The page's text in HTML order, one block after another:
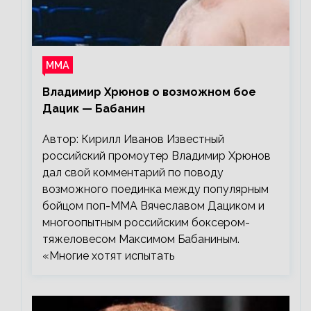
ММА
Владимир Хрюнов о возможном бое
Дацик — Бабанин
Автор: Кирилл Иванов Известный
российский промоутер Владимир Хрюнов
дал свой комментарий по поводу
возможного поединка между популярным
бойцом поп-ММА Вячеславом Дациком и
многоопытным российским боксером-
тяжеловесом Максимом Бабаниным.
«Многие хотят испытать